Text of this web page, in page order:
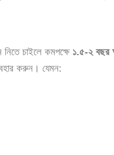
চাইলে কমপক্ষে ১.৫-২ বছর
করুন। যেমন: